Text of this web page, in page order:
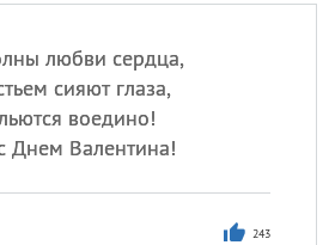
любви сердца,
сияют глаза,
воедино!
Днем Валентина!
243